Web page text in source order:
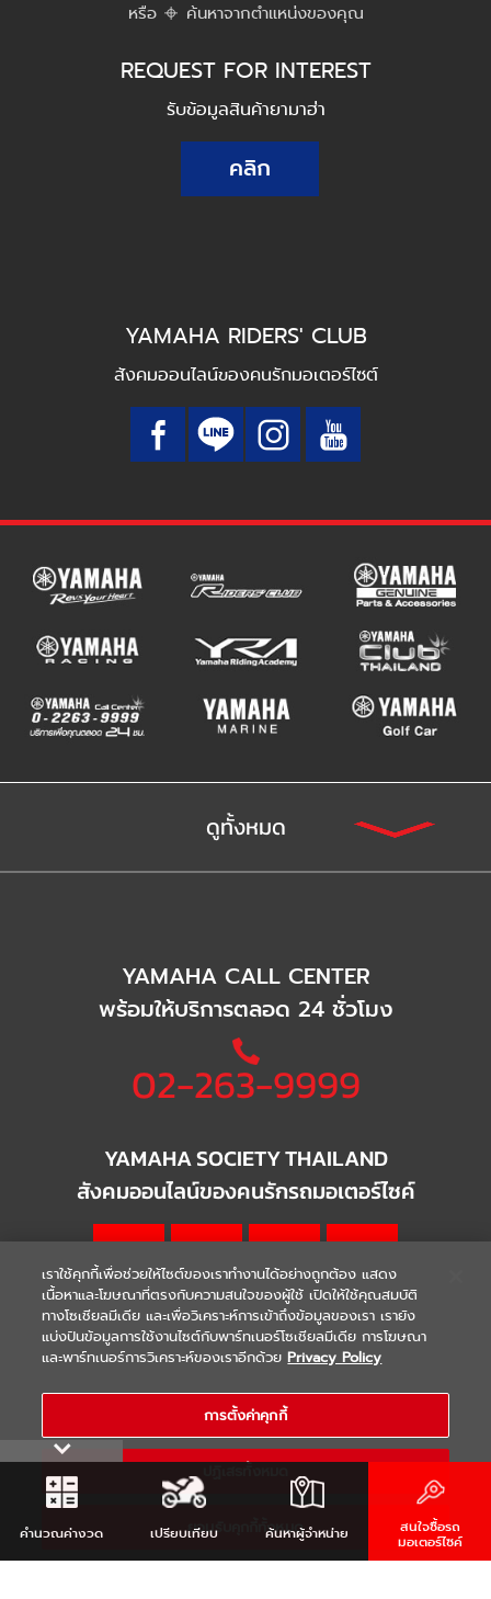
หรือ ค้นหาจากตำแหน่งของคุณ
REQUEST FOR INTEREST
รับข้อมูลสินค้ายามาฮ่า
คลิก
YAMAHA RIDERS' CLUB
สังคมออนไลน์ของคนรักมอเตอร์ไซต์
ดูทั้งหมด
YAMAHA CALL CENTER
พร้อมให้บริการตลอด 24 ชั่วโมง
02-263-9999
YAMAHA SOCIETY THAILAND
สังคมออนไลน์ของคนรักรถมอเตอร์ไซค์
WARRANTY | Terms & Conditions
COPYRIGHT 2021 THAI YAMAHA MOTOR CO.,LTD. ALL RIGHTS
RESERVED
คำนวณค่างวด เปรียบเทียบ ค้นหาผู้จำหน่าย สนใจซื้อรถ
มอเตอร์ไซค์
เราใช้คุกกี้เพื่อช่วยให้ไซต์ของเราทำงานได้อย่างถูกต้อง แสดง
เนื้อหาและโฆษณาที่ตรงกับความสนใจของผู้ใช้ เปิดให้ใช้คุณสมบัติ
ทางโซเชียลมีเดีย และเพื่อวิเคราะห์การเข้าถึงข้อมูลของเรา เรายัง
แบ่งปันข้อมูลการใช้งานไซต์กับพาร์ทเนอร์โซเชียลมีเดีย การโฆษณา
และพาร์ทเนอร์การวิเคราะห์ของเราอีกด้วย Privacy Policy
การตั้งค่าคุกกี้
ยอมรับคุกกี้ทั้งหมด